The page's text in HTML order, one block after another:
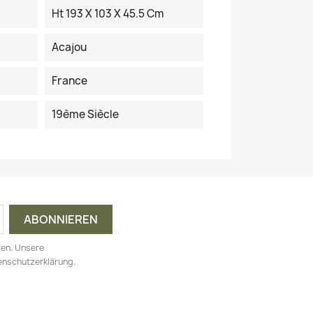
Ht 193 X 103 X 45.5 Cm
Acajou
France
19ème Siècle
Unsere